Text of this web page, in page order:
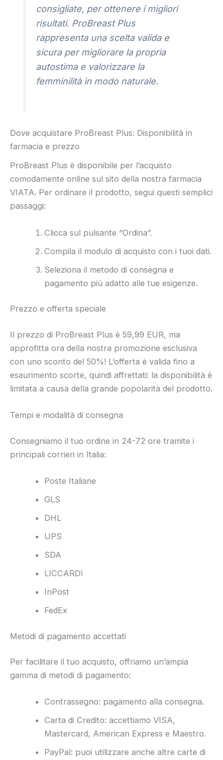
consigliate, per ottenere i migliori
risultati. ProBreast Plus
rappresenta una scelta valida e
sicura per migliorare la propria
autostima e valorizzare la
femminilità in modo naturale.
Dove acquistare ProBreast Plus: Disponibilità in
farmacia e prezzo
ProBreast Plus è disponibile per l’acquisto
comodamente online sul sito della nostra farmacia
VIATA. Per ordinare il prodotto, segui questi semplici
passaggi:
Clicca sul pulsante “Ordina”.
Compila il modulo di acquisto con i tuoi dati.
Seleziona il metodo di consegna e
pagamento più adatto alle tue esigenze.
Prezzo e offerta speciale
Il prezzo di ProBreast Plus è 59,99 EUR, ma
approfitta ora della nostra promozione esclusiva
con uno sconto del 50%! L’offerta è valida fino a
esaurimento scorte, quindi affrettati: la disponibilità è
limitata a causa della grande popolarità del prodotto.
Tempi e modalità di consegna
Consegniamo il tuo ordine in 24-72 ore tramite i
principali corrieri in Italia:
Poste Italiane
GLS
DHL
UPS
SDA
LICCARDI
InPost
FedEx
Metodi di pagamento accettati
Per facilitare il tuo acquisto, offriamo un’ampia
gamma di metodi di pagamento:
Contrassegno: pagamento alla consegna.
Carta di Credito: accettiamo VISA,
Mastercard, American Express e Maestro.
PayPal: puoi utilizzare anche altre carte di